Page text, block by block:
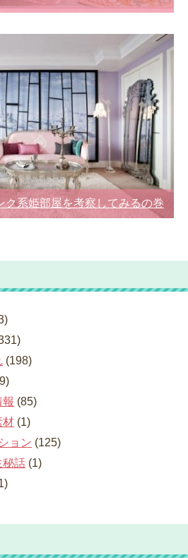
ク系姫部屋を考察してみるの巻
(198)
(85)
材 (1)
ョン (125)
秘話 (1)